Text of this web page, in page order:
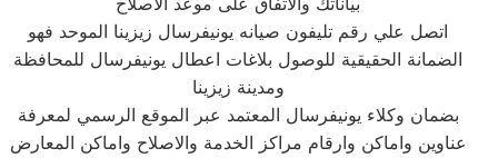
اتصل علي رقم تليفون صيانه يونيفرسال زيزينا الموحد فهو
الضمانة الحقيقية للوصول بلاغات اعطال يونيفرسال للمحافظة
ومدينة زيزينا
بضمان وكلاء يونيفرسال المعتمد عبر الموقع الرسمي لمعرفة
عناوين واماكن وارقام مراكز الخدمة والاصلاح واماكن المعارض